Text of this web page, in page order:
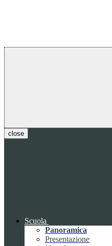
close
Scuola
Panoramica
Presentazione